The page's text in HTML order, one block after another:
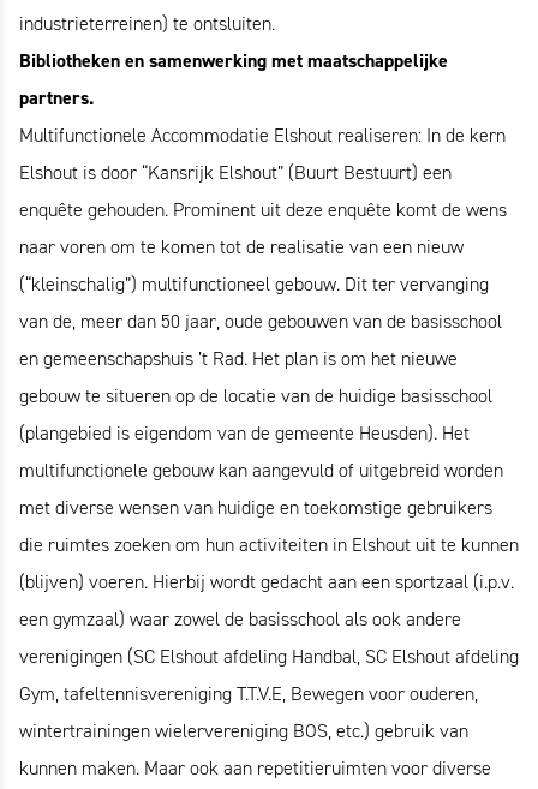
industrieterreinen) te ontsluiten.
Bibliotheken en samenwerking met maatschappelijke
partners.
Multifunctionele Accommodatie Elshout realiseren: In de kern
Elshout is door “Kansrijk Elshout” (Buurt Bestuurt) een
enquête gehouden. Prominent uit deze enquête komt de wens
naar voren om te komen tot de realisatie van een nieuw
(“kleinschalig”) multifunctioneel gebouw. Dit ter vervanging
van de, meer dan 50 jaar, oude gebouwen van de basisschool
en gemeenschapshuis ’t Rad. Het plan is om het nieuwe
gebouw te situeren op de locatie van de huidige basisschool
(plangebied is eigendom van de gemeente Heusden). Het
multifunctionele gebouw kan aangevuld of uitgebreid worden
met diverse wensen van huidige en toekomstige gebruikers
die ruimtes zoeken om hun activiteiten in Elshout uit te kunnen
(blijven) voeren. Hierbij wordt gedacht aan een sportzaal (i.p.v.
een gymzaal) waar zowel de basisschool als ook andere
verenigingen (SC Elshout afdeling Handbal, SC Elshout afdeling
Gym, tafeltennisvereniging T.T.V.E, Bewegen voor ouderen,
wintertrainingen wielervereniging BOS, etc.) gebruik van
kunnen maken. Maar ook aan repetitieruimten voor diverse